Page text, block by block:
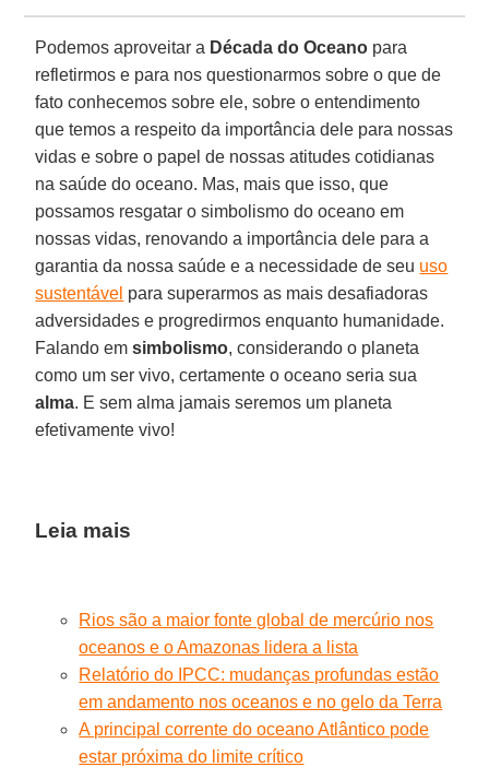
Podemos aproveitar a Década do Oceano para
refletirmos e para nos questionarmos sobre o que de
fato conhecemos sobre ele, sobre o entendimento
que temos a respeito da importância dele para nossas
vidas e sobre o papel de nossas atitudes cotidianas
na saúde do oceano. Mas, mais que isso, que
possamos resgatar o simbolismo do oceano em
nossas vidas, renovando a importância dele para a
garantia da nossa saúde e a necessidade de seu uso
sustentável para superarmos as mais desafiadoras
adversidades e progredirmos enquanto humanidade.
Falando emsimbolismo, considerando o planeta
como um ser vivo, certamente o oceano seria sua
alma. E sem alma jamais seremos um planeta
efetivamente vivo!
Leia mais
Rios são a maior fonte global de mercúrio nos
oceanos e o Amazonas lidera a lista
Relatório do IPCC: mudanças profundas estão
em andamento nos oceanos e no gelo da Terra
A principal corrente do oceano Atlântico pode
estar próxima do limite crítico